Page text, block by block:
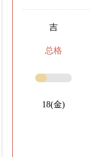
吉
总格
18(金)